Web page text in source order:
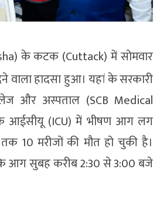
के कटक (Cuttack) में सोमवार
हादसा हुआ। यहां के सरकारी
और अस्पताल (SCB Medical
आईसीयू (ICU) में भीषण आग लग
10 मरीजों की मौत हो चुकी है।
आग सुबह करीब 2:30 से 3:00 बजे